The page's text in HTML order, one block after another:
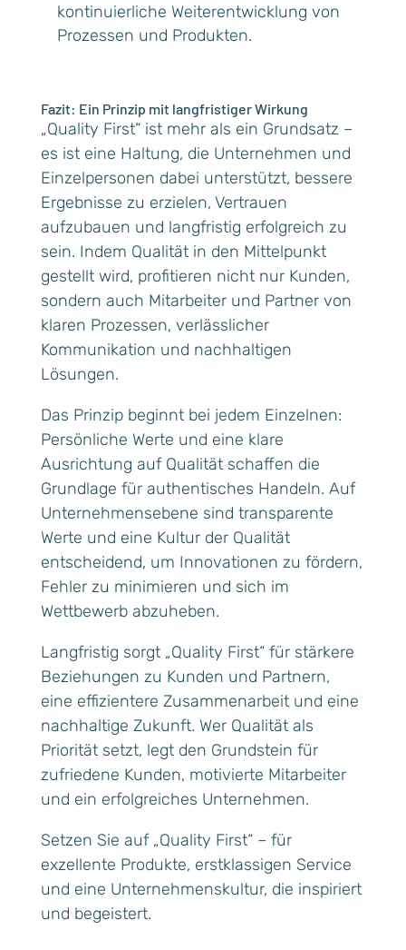
kontinuierliche Weiterentwicklung von
Prozessen und Produkten.
Fazit: Ein Prinzip mit langfristiger Wirkung
„Quality First“ ist mehr als ein Grundsatz –
es ist eine Haltung, die Unternehmen und
Einzelpersonen dabei unterstützt, bessere
Ergebnisse zu erzielen, Vertrauen
aufzubauen und langfristig erfolgreich zu
sein. Indem Qualität in den Mittelpunkt
gestellt wird, profitieren nicht nur Kunden,
sondern auch Mitarbeiter und Partner von
klaren Prozessen, verlässlicher
Kommunikation und nachhaltigen
Lösungen.
Das Prinzip beginnt bei jedem Einzelnen:
Persönliche Werte und eine klare
Ausrichtung auf Qualität schaffen die
Grundlage für authentisches Handeln. Auf
Unternehmensebene sind transparente
Werte und eine Kultur der Qualität
entscheidend, um Innovationen zu fördern,
Fehler zu minimieren und sich im
Wettbewerb abzuheben.
Langfristig sorgt „Quality First“ für stärkere
Beziehungen zu Kunden und Partnern,
eine effizientere Zusammenarbeit und eine
nachhaltige Zukunft. Wer Qualität als
Priorität setzt, legt den Grundstein für
zufriedene Kunden, motivierte Mitarbeiter
und ein erfolgreiches Unternehmen.
Setzen Sie auf „Quality First“ – für
exzellente Produkte, erstklassigen Service
und eine Unternehmenskultur, die inspiriert
und begeistert.